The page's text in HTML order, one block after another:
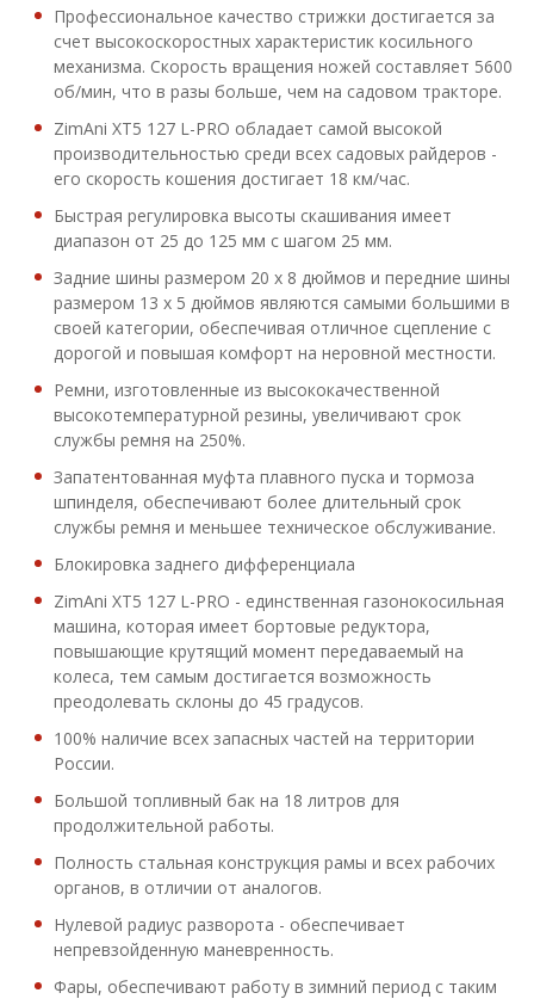
Профессиональное качество стрижки достигается за
счет высокоскоростных характеристик косильного
механизма. Скорость вращения ножей составляет 5600
об/мин, что в разы больше, чем на садовом тракторе.
ZimAni XT5 127 L-PRO обладает самой высокой
производительностью среди всех садовых райдеров -
его скорость кошения достигает 18 км/час.
Быстрая регулировка высоты скашивания имеет
диапазон от 25 до 125 мм с шагом 25 мм.
Задние шины размером 20 х 8 дюймов и передние шины
размером 13 х 5 дюймов являются самыми большими в
своей категории, обеспечивая отличное сцепление с
дорогой и повышая комфорт на неровной местности.
Ремни, изготовленные из высококачественной
высокотемпературной резины, увеличивают срок
службы ремня на 250%.
Запатентованная муфта плавного пуска и тормоза
шпинделя, обеспечивают более длительный срок
службы ремня и меньшее техническое обслуживание.
Блокировка заднего дифференциала
ZimAni XT5 127 L-PRO - единственная газонокосильная
машина, которая имеет бортовые редуктора,
повышающие крутящий момент передаваемый на
колеса, тем самым достигается возможность
преодолевать склоны до 45 градусов.
100% наличие всех запасных частей на территории
России.
Большой топливный бак на 18 литров для
продолжительной работы.
Полность стальная конструкция рамы и всех рабочих
органов, в отличии от аналогов.
Нулевой радиус разворота - обеспечивает
непревзойденную маневренность.
Фары, обеспечивают работу в зимний период с таким